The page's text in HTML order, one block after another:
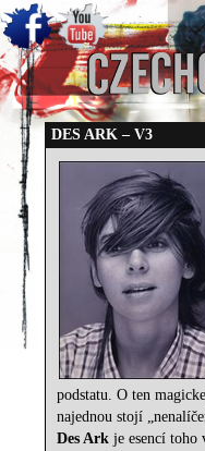
DES ARK – V3
podstatu. O ten
najednou stojí
Des Ark je esencí toho